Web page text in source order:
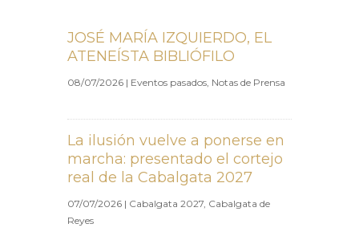
JOSÉ MARÍA IZQUIERDO, EL
ATENEÍSTA BIBLIÓFILO
08/07/2026 | Eventos pasados, Notas de Prensa
La ilusión vuelve a ponerse en
marcha: presentado el cortejo
real de la Cabalgata 2027
07/07/2026 | Cabalgata 2027, Cabalgata de
Reyes